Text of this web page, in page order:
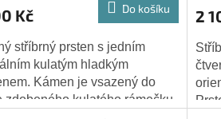
Kč Do košíku
stříbrný prsten s jedním
kulatým hladkým
Kámen je vsazený do
zdobeného kulatého rámečku.
2